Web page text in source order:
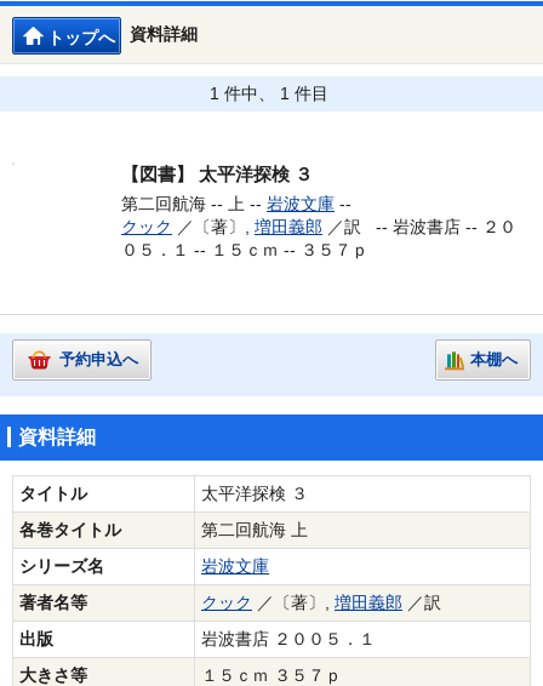
資料詳細
トップへ
1 件中、 1 件目
【図書】 太平洋探検 ３
第二回航海 -- 上 -- 岩波文庫 --
クック ／〔著〕, 増田義郎 ／訳 -- 岩波書店 -- ２０
０５．１ -- １５ｃｍ -- ３５７ｐ
予約申込へ 本棚へ
資料詳細
タイトル
太平洋探検 ３
各巻タイトル
第二回航海 上
シリーズ名
岩波文庫
著者名等
クック ／〔著〕, 増田義郎 ／訳
出版
岩波書店 ２００５．１
大きさ等
１５ｃｍ ３５７ｐ